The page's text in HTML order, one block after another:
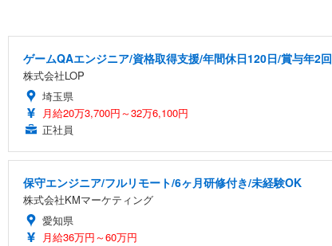
ゲームQAエンジニア/資格取得支援/年間休日120日/賞与年2回
株式会社LOP
埼玉県
月給20万3,700円～32万6,100円
正社員
保守エンジニア/フルリモート/6ヶ月研修付き/未経験OK
株式会社KMマーケティング
愛知県
月給36万円～60万円